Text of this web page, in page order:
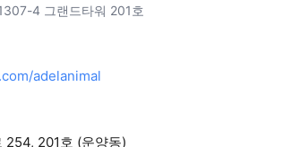
4 그랜드타워 201호
adelanimal
254, 201호 (운양동)